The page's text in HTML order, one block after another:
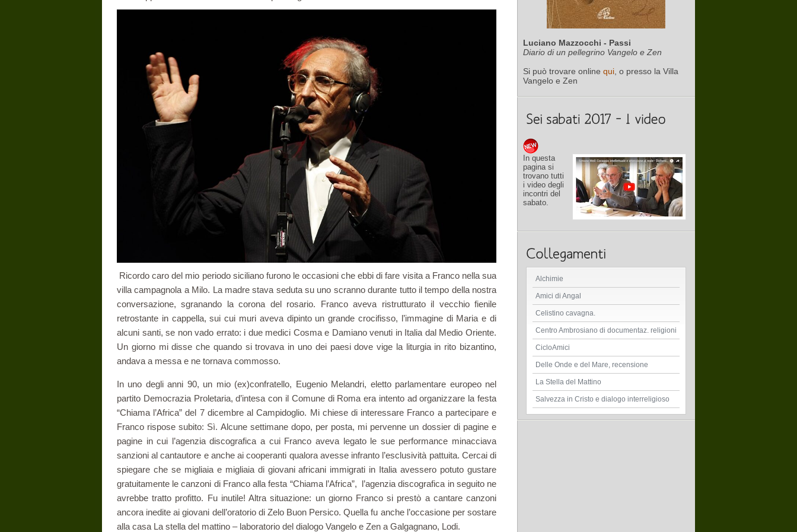
Ricordo caro del mio periodo siciliano furono le occasioni che ebbi di fare visita a Franco nella sua
villa campagnola a Milo. La madre stava seduta su uno scranno durante tutto il tempo della nostra
conversazione, sgranando la corona del rosario. Franco aveva ristrutturato il vecchio fienile
retrostante in cappella, sui cui muri aveva dipinto un grande crocifisso, l’immagine di Maria e di
alcuni santi, se non vado errato: i due medici Cosma e Damiano venuti in Italia dal Medio Oriente.
Un giorno mi disse che quando si trovava in uno dei paesi dove vige la liturgia in rito bizantino,
andava a messa e ne tornava commosso.
In uno degli anni 90, un mio (ex)confratello, Eugenio Melandri, eletto parlamentare europeo nel
partito Democrazia Proletaria, d’intesa con il Comune di Roma era intento ad organizzare la festa
“Chiama l’Africa” del 7 dicembre al Campidoglio. Mi chiese di interessare Franco a partecipare e
Franco rispose subito: Sì. Alcune settimane dopo, per posta, mi pervenne un dossier di pagine e
pagine in cui l’agenzia discografica a cui Franco aveva legato le sue performance minacciava
sanzioni al cantautore e anche ai cooperanti qualora avesse infranto l’esclusività pattuita. Cercai di
spiegare che se migliaia e migliaia di giovani africani immigrati in Italia avessero potuto gustare
gratuitamente le canzoni di Franco alla festa “Chiama l’Africa”, l’agenzia discografica in seguito ne
avrebbe tratto profitto. Fu inutile! Altra situazione: un giorno Franco si prestò a cantare canzoni
ancora inedite ai giovani dell’oratorio di Zelo Buon Persico. Quella fu anche l’occasione per sostare
alla casa La stella del mattino – laboratorio del dialogo Vangelo e Zen a Galgagnano, Lodi.
Luciano Mazzocchi - Passi
Diario di un pellegrino Vangelo e Zen
Si può trovare online qui , o presso la Villa
Vangelo e Zen
In questa
pagina si
trovano tutti
i video degli
incontri del
sabato.
Alchimie
Amici di Angal
Celistino cavagna.
Centro Ambrosiano di documentaz. religioni
CicloAmici
Delle Onde e del Mare, recensione
La Stella del Mattino
Salvezza in Cristo e dialogo interreligioso